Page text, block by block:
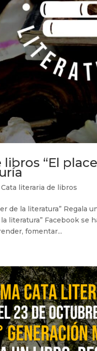
libros “El
Cata literaria de libros
de la literatura” Regala
la literatura” Facebook
fomentar...